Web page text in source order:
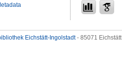
Eichstätt-Ingolstadt- 85071 Eichstätt